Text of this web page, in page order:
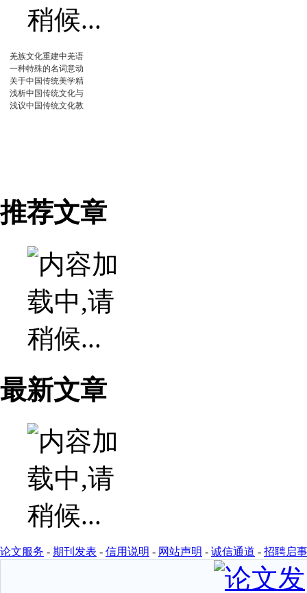
羌族文化重建中羌语
一种特殊的名词意动
关于中国传统美学精
浅析中国传统文化与
浅议中国传统文化教
推荐文章
最新文章
论文服务 - 期刊发表 - 信用说明 - 网站声明 - 诚信通道 - 招聘启事